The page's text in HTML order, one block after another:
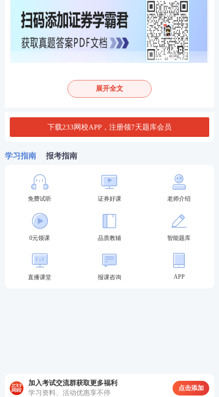
考后完整版真题发布>>
2024年6月证券从业《证券投资顾问》真题在线估分
2024年证券从业及专项真题答案汇总>>
2024年6月证券从业考试试题及答案考后陆续更新，
敬请关注！
展开全文
下载233网校APP，注册领7天题库会员
学习指南 报考指南
免费试听 证券好课 老师介绍
0元领课 品质教辅 智能题库
直播课堂 报课咨询 APP
加入考试交流群获取更多福利
学习资料、活动优惠享不停
点击添加